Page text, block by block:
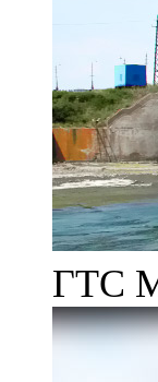
ГТС